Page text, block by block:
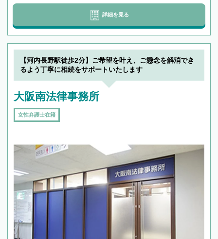
詳細を見る
【河内長野駅徒歩2分】ご希望を叶え、ご懸念を解消でき
るよう丁寧に相続をサポートいたします
大阪南法律事務所
女性弁護士在籍